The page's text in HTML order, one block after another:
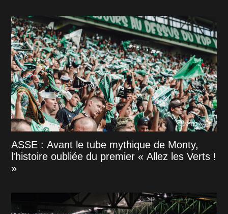
ASSE : Avant le tube mythique de Monty,
l'histoire oubliée du premier « Allez les Verts !
»